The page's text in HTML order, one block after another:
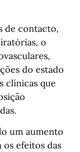
de contacto,
o
do estado
clínicas que
um aumento
efeitos das